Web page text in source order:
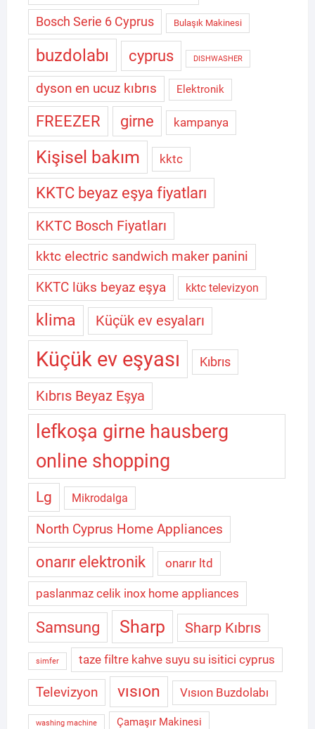
Bosch Serie 6 Cyprus Bulaşık Makinesi
buzdolabı cyprus DISHWASHER
dyson en ucuz kıbrıs Elektronik
FREEZER girne kampanya
Kişisel bakım kktc
KKTC beyaz eşya fiyatları
KKTC Bosch Fiyatları
kktc electric sandwich maker panini
KKTC lüks beyaz eşya kktc televizyon
klima Küçük ev esyaları
Küçük ev eşyası Kıbrıs
Kıbrıs Beyaz Eşya
lefkoşa girne hausberg
online shopping
Lg Mikrodalga
North Cyprus Home Appliances
onarır elektronik onarır ltd
paslanmaz celik inox home appliances
Samsung Sharp Sharp Kıbrıs
simfer taze filtre kahve suyu su isitici cyprus
Televizyon vısıon Vısıon Buzdolabı
washing machine Çamaşır Makinesi